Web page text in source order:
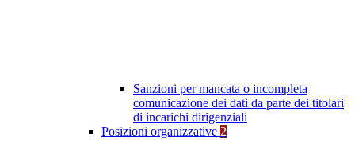
Sanzioni per mancata o incompleta
comunicazione dei dati da parte dei titolari
di incarichi dirigenziali
Posizioni organizzative 2